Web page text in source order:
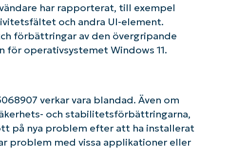
har rapporterat, till exempel
och andra UI-element.
förbättringar av den övergripande
operativsystemet Windows 11.
verkar vara blandad. Även om
och stabilitetsförbättringarna,
på nya problem efter att ha installerat
problem med vissa applikationer eller
Kom igång med NinjaOne AI-drivna KB-analyser!
and
last
Phone
number*